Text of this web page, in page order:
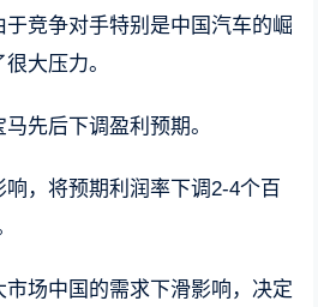
于竞争对手特别是中国汽车的崛
大压力。
先后下调盈利预期。
，将预期利润率下调2-4个百
场中国的需求下滑影响，决定